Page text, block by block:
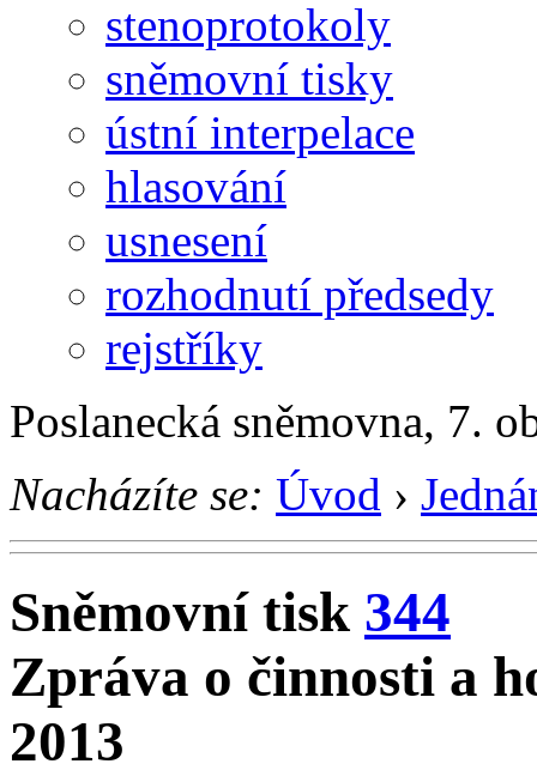
stenoprotokoly
sněmovní tisky
ústní interpelace
hlasování
usnesení
rozhodnutí předsedy
rejstříky
Poslanecká sněmovna, 7.
Nacházíte se: Úvod ›
Sněmovní tisk 344
Zpráva o činnosti a
2013